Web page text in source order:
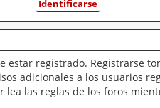
estar registrado. Registrarse
adicionales a los usuarios
lea las reglas de los foros